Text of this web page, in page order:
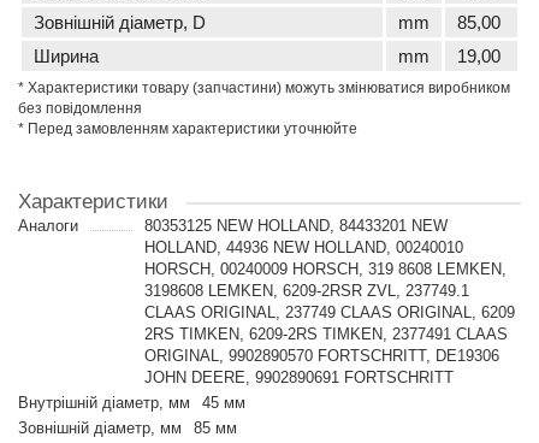
Зовнішній діаметр, D
mm
85,00
Ширина
mm 19,00
* Характеристики товару (запчастини) можуть змінюватися виробником
без повідомлення
* Перед замовленням характеристики уточнюйте
Характеристики
Аналоги
80353125 NEW HOLLAND, 84433201 NEW
HOLLAND, 44936 NEW HOLLAND, 00240010
HORSCH, 00240009 HORSCH, 319 8608 LEMKEN,
3198608 LEMKEN, 6209-2RSR ZVL, 237749.1
CLAAS ORIGINAL, 237749 CLAAS ORIGINAL, 6209
2RS TIMKEN, 6209-2RS TIMKEN, 2377491 CLAAS
ORIGINAL, 9902890570 FORTSCHRITT, DE19306
JOHN DEERE, 9902890691 FORTSCHRITT
Внутрішній діаметр, мм
45 мм
Зовнішній діаметр, мм
85 мм